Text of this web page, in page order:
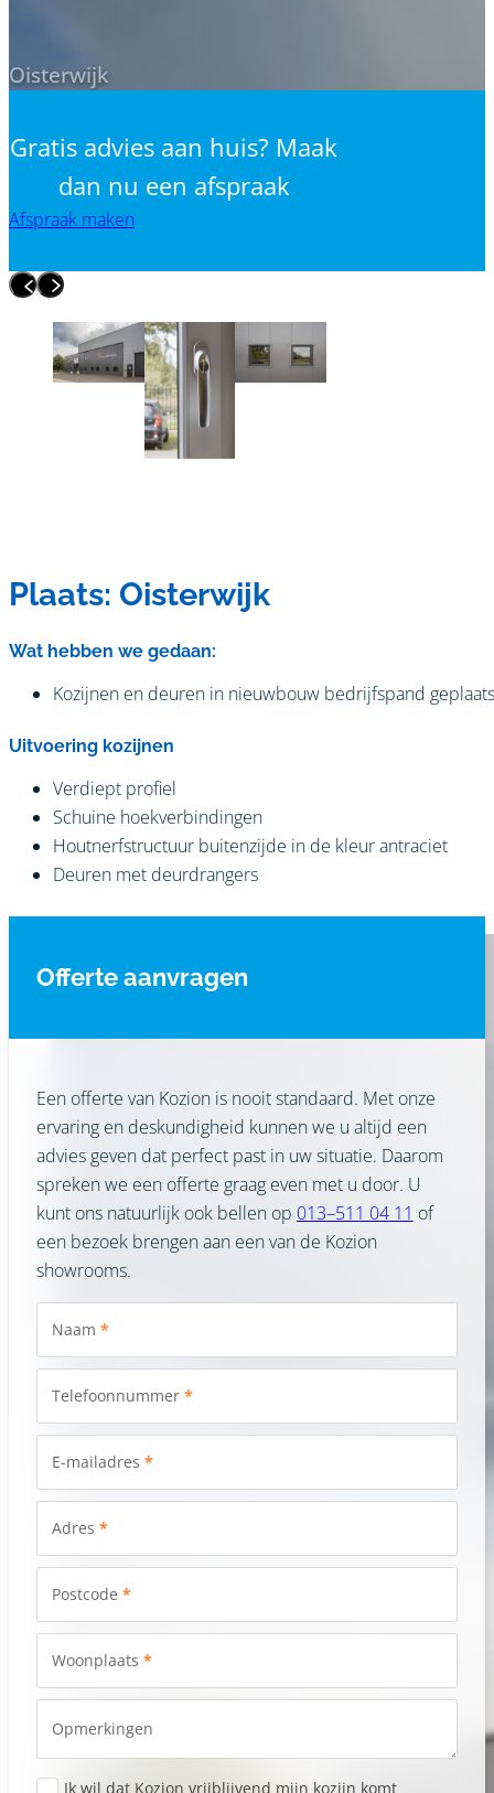
Oisterwijk
Gratis advies aan huis? Maak
dan nu een afspraak
Afspraak maken
Plaats: Oisterwijk
Wat hebben we gedaan:
Kozijnen en deuren in nieuwbouw bedrijfspand
Uitvoering kozijnen
Verdiept profiel
Schuine hoekverbindingen
Houtnerfstructuur buitenzijde in de kleur antraciet
Deuren met deurdrangers
Offerte aanvragen
Een offerte van Kozion is nooit standaard. Met onze
ervaring en deskundigheid kunnen we u altijd een
advies geven dat perfect past in uw situatie. Daarom
spreken we een offerte graag even met u door. U
kunt ons natuurlijk ook bellen op 013–511 04 11 of
een bezoek brengen aan een van de Kozion
showrooms.
Naam *
Telefoonnummer *
E-mailadres *
Adres *
Postcode *
Woonplaats *
Opmerkingen
Ik wil dat Kozion vrijblijvend mijn kozijn komt